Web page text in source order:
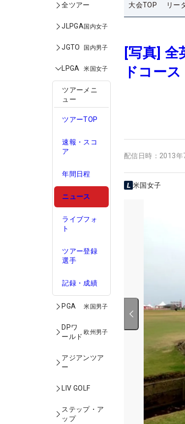
全ツアー
JLPGA国内女子
JGTO 国内男子
LPGA 米国女子
ツアーメニ
ュー
ツアーTOP
速報・スコ
ア
年間日程
ニュース
ライブフォ
ト
ツアー登録
選手
記録・成績
PGA 米国男子
DPワ
ールド
欧州男子
アジアンツア
ー
LIV GOLF
ステップ・ア
ップ
大会TOP リー
[写真]
ドコース
配信日時： 2013年
米国女子